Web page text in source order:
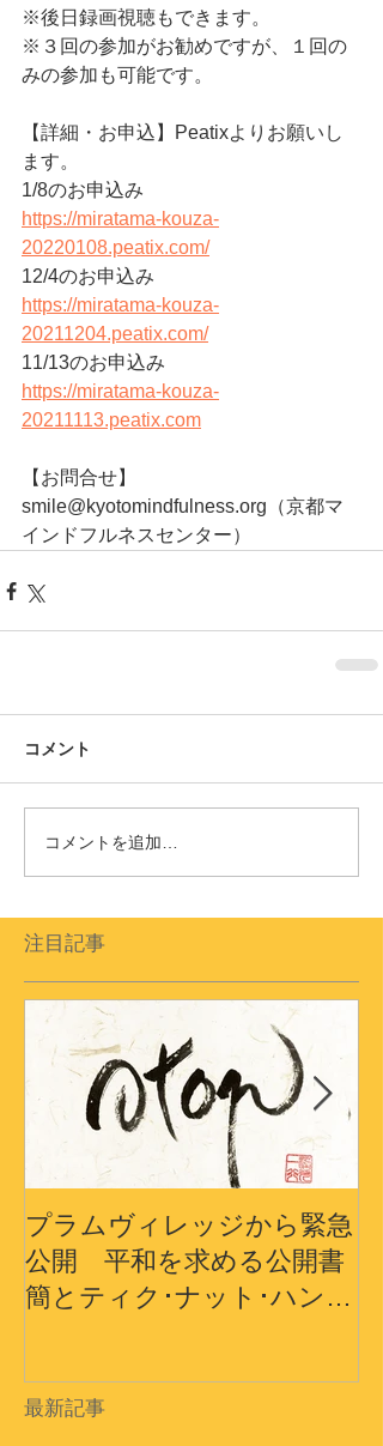
※後日録画視聴もできます。
※３回の参加がお勧めですが、１回の
みの参加も可能です。
【詳細・お申込】Peatixよりお願いし
ます。
1/8のお申込み
https://miratama-kouza-
20220108.peatix.com/
12/4のお申込み
https://miratama-kouza-
20211204.peatix.com/
11/13のお申込み
https://miratama-kouza-
20211113.peatix.com
【お問合せ】
smile@kyotomindfulness.org（京都マ
インドフルネスセンター）
コメント
コメントを追加…
注目記事
プラムヴィレッジから緊急
公開 平和を求める公開書
簡とティク･ナット･ハン師
最新記事